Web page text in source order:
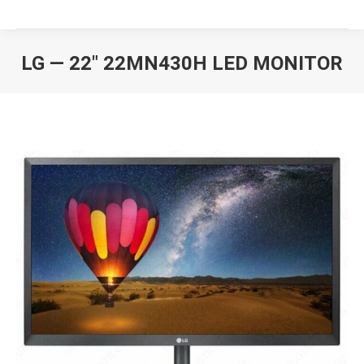
LG — 22″ 22MN430H LED MONITOR